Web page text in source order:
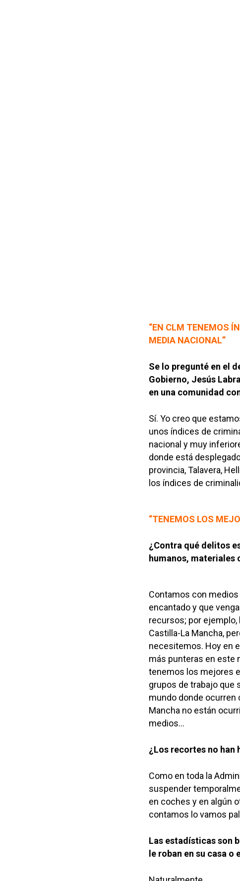
“EN CLM TENEMOS
MEDIA NACIONAL”
Se lo pregunté en el
Gobierno, Jesús
en una comunidad
Sí. Yo creo que
unos índices de
nacional y muy
donde está
provincia, Talavera,
los índices de
“TENEMOS LOS
¿Contra qué delitos
humanos, materiales
Contamos con
encantado y que
recursos; por
Castilla-La Mancha,
necesitemos. Hoy en
más punteras en este
tenemos los mejores
grupos de trabajo que
mundo donde ocurren
Mancha no están
medios…
¿Los recortes no han
Como en toda la
suspender
en coches y en algún
contamos lo vamos
Las estadísticas son
le roban en su casa